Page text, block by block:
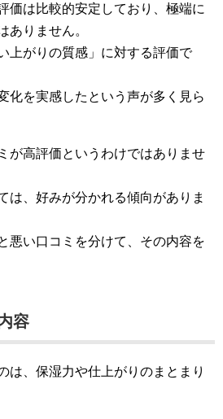
価は比較的安定しており、極端に
ありません。
上がりの質感」に対する評価で
化を実感したという声が多く見ら
が高評価というわけではありませ
は、好みが分かれる傾向がありま
悪い口コミを分けて、その内容を
容
は、保湿力や仕上がりのまとまり